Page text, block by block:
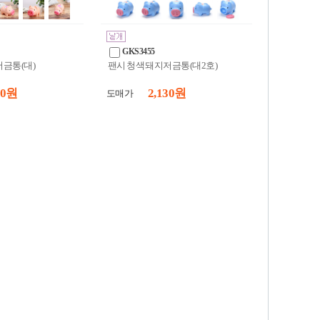
금통(대)
원
GKS3455
팬시 청색 돼지저금통(대2호)
도매가 2,130 원